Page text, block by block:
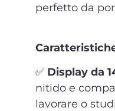
perfetto da
✅ Display da
nitido e
lavorare o